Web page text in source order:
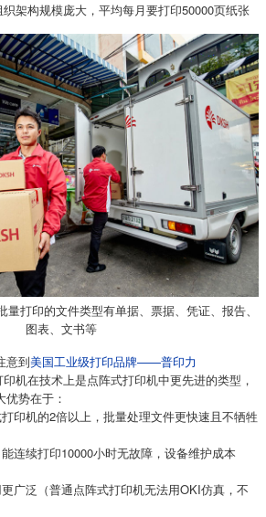
架构规模庞大，平均每月要打印50000页纸张
打印的文件类型有单据、票据、凭证、报告、
图表、文书等
意到美国工业级打印品牌——普印力
印机在技术上是点阵式打印机中更先进的类型，
势在于：
印机的2倍以上，批量处理文件更快速且不牺牲
连续打印10000小时无故障，设备维护成本
广泛（普通点阵式打印机无法用OKI仿真，不